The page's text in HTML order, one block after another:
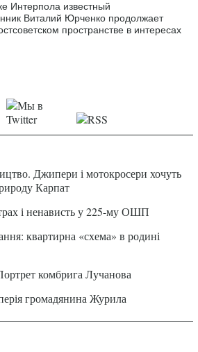
Интерпола известный
Виталий Юрченко продолжает
пространстве в интересах
Джипери і мотокросери хочуть
Карпат
і ненависть у 225-му ОШП
квартирна «схема» в родині
комбрига Лучанова
громадянина Журила